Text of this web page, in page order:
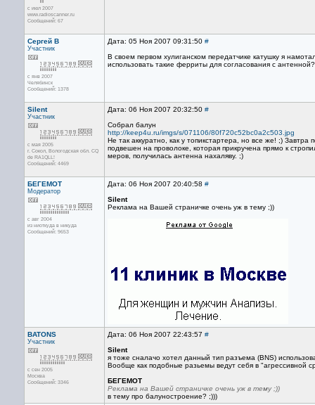
с июл 2007
www.radioscanner.ru
Сообщений: 67
Сергей В
Участник
с янв 2007
Челябинск
Сообщений: 1378
Дата: 05 Ноя 2007 09:31:50 #
В своем первом хулиганском передатчике катушку я
использовать такие ферриты для согласования с антенной?
Silent
Участник
с мая 2005
г. Сокол, Вологодская обл. CQ
de RA1QLL!
Сообщений: 4469
Дата: 06 Ноя 2007 20:32:50 #
Собрал балун
http://keep4u.ru/imgs/s/071106/80f720c52bc0a2c503.jpg
Не так аккуратно, как у топикстартера, но все же! ;)
подвешен на проволоке, которая прикручена прямо к
меров, получилась антенна нахаляву. ;)
БЕГЕМОТ
Модератор
с авг 2004
из ниоткуда в никуда
Сообщений: 9653
Дата: 06 Ноя 2007 20:40:58 #
Silent
Реклама на Вашей страничке очень уж в тему ;))
BATONS
Участник
с сен 2005
Москва
Сообщений: 3346
Дата: 06 Ноя 2007 22:43:57 #
Silent
я тоже сналачо хотел данный тип разъема (BNS)
Вообще как подобные разьемы ведут себя в "агрессивной
БЕГЕМОТ
Реклама на Вашей страничке очень уж в тему ;))
в тему про балуностроение? ;)))